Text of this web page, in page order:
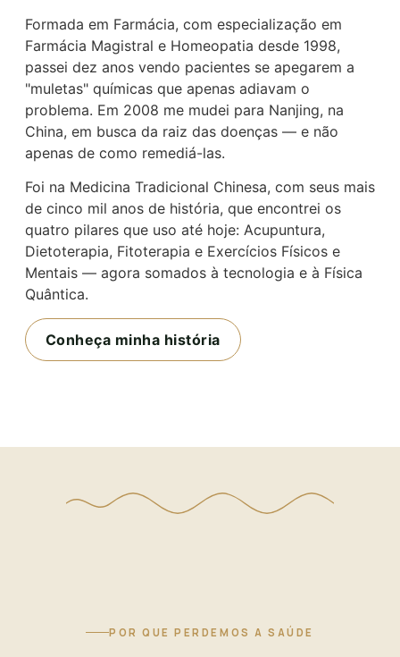
Formada em Farmácia, com especialização em
Farmácia Magistral e Homeopatia desde 1998,
passei dez anos vendo pacientes se apegarem a
"muletas" químicas que apenas adiavam o
problema. Em 2008 me mudei para Nanjing, na
China, em busca da raiz das doenças — e não
apenas de como remediá-las.
Foi na Medicina Tradicional Chinesa, com seus mais
de cinco mil anos de história, que encontrei os
quatro pilares que uso até hoje: Acupuntura,
Dietoterapia, Fitoterapia e Exercícios Físicos e
Mentais — agora somados à tecnologia e à Física
Quântica.
Conheça minha história
POR QUE PERDEMOS A SAÚDE